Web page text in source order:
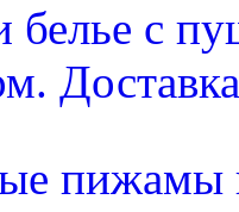
с
пижамы